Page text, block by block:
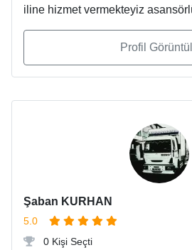
iline hizmet vermekteyiz
Profil
Şaban KURHAN
5.0
0 Kişi Seçti